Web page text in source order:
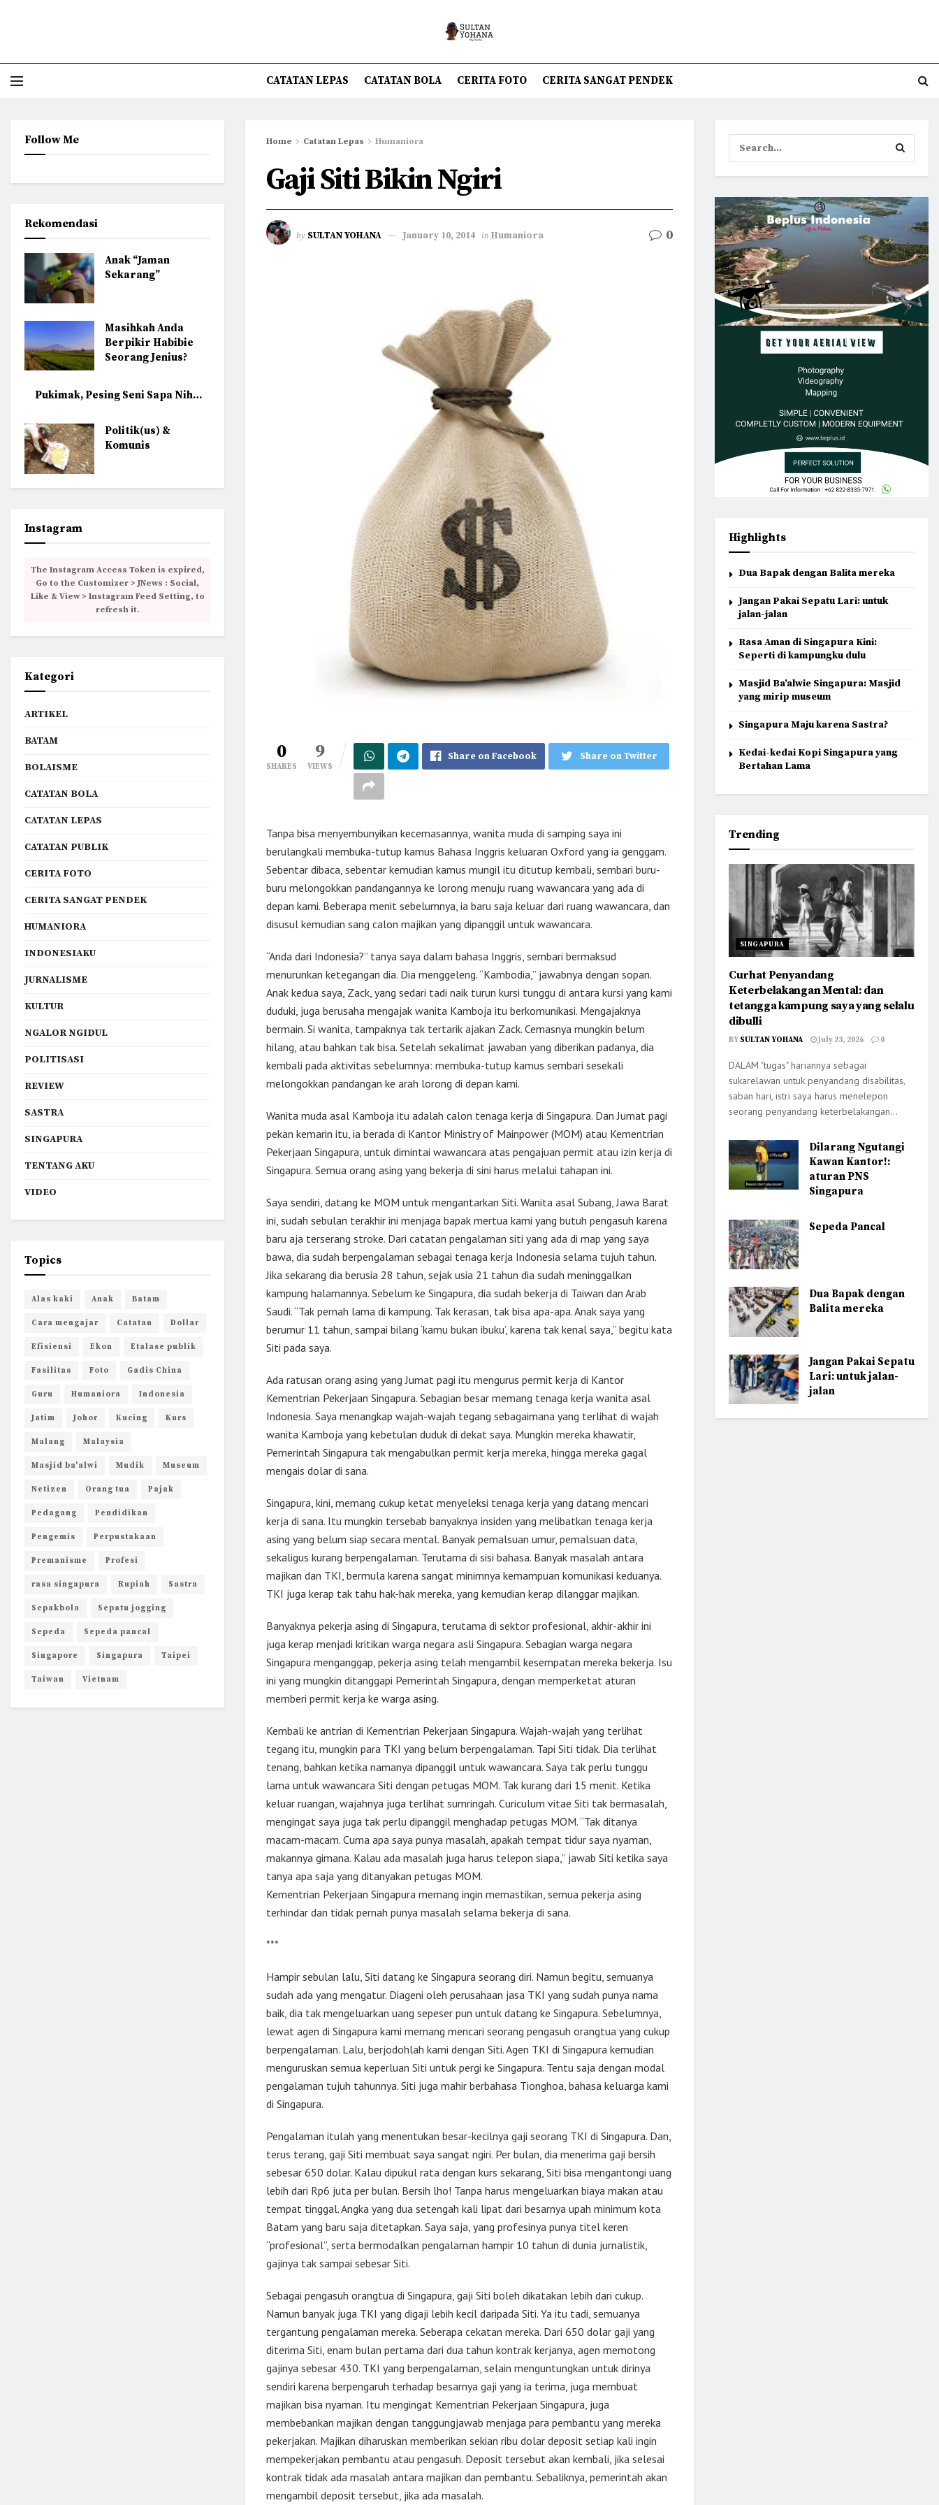
CATATAN LEPAS CATATAN BOLA CERITA FOTO CERITA SANGAT PENDEK
Home Catatan Lepas Humaniora
Gaji Siti Bikin Ngiri
by SULTAN YOHANA January 10, 2014 in Humaniora 0
0
SHARES
9
VIEWS
Share on Facebook Share on Twitter
Tanpa bisa menyembunyikan kecemasannya, wanita muda di samping saya ini
berulangkali membuka-tutup kamus Bahasa Inggris keluaran Oxford yang ia genggam.
Sebentar dibaca, sebentar kemudian kamus mungil itu ditutup kembali, sembari buru-
buru melongokkan pandangannya ke lorong menuju ruang wawancara yang ada di
depan kami. Beberapa menit sebelumnya, ia baru saja keluar dari ruang wawancara, dan
disusul kemudian sang calon majikan yang dipanggil untuk wawancara.
“Anda dari Indonesia?” tanya saya dalam bahasa Inggris, sembari bermaksud
menurunkan ketegangan dia. Dia menggeleng. “Kambodia,” jawabnya dengan sopan.
Anak kedua saya, Zack, yang sedari tadi naik turun kursi tunggu di antara kursi yang kami
duduki, juga berusaha mengajak wanita Kamboja itu berkomunikasi. Mengajaknya
bermain. Si wanita, tampaknya tak tertarik ajakan Zack. Cemasnya mungkin belum
hilang, atau bahkan tak bisa. Setelah sekalimat jawaban yang diberikan padanya, dia
kembali pada aktivitas sebelumnya: membuka-tutup kamus sembari sesekali
melongokkan pandangan ke arah lorong di depan kami.
Wanita muda asal Kamboja itu adalah calon tenaga kerja di Singapura. Dan Jumat pagi
pekan kemarin itu, ia berada di Kantor Ministry of Mainpower (MOM) atau Kementrian
Pekerjaan Singapura, untuk dimintai wawancara atas pengajuan permit atau izin kerja di
Singapura. Semua orang asing yang bekerja di sini harus melalui tahapan ini.
Saya sendiri, datang ke MOM untuk mengantarkan Siti. Wanita asal Subang, Jawa Barat
ini, sudah sebulan terakhir ini menjaga bapak mertua kami yang butuh pengasuh karena
baru aja terserang stroke. Dari catatan pengalaman siti yang ada di map yang saya
bawa, dia sudah berpengalaman sebagai tenaga kerja Indonesia selama tujuh tahun.
Jika sekarang dia berusia 28 tahun, sejak usia 21 tahun dia sudah meninggalkan
kampung halamannya. Sebelum ke Singapura, dia sudah bekerja di Taiwan dan Arab
Saudi. “Tak pernah lama di kampung. Tak kerasan, tak bisa apa-apa. Anak saya yang
berumur 11 tahun, sampai bilang ‘kamu bukan ibuku’, karena tak kenal saya,” begitu kata
Siti pada saya.
Ada ratusan orang asing yang Jumat pagi itu mengurus permit kerja di Kantor
Kementrian Pekerjaan Singapura. Sebagian besar memang tenaga kerja wanita asal
Indonesia. Saya menangkap wajah-wajah tegang sebagaimana yang terlihat di wajah
wanita Kamboja yang kebetulan duduk di dekat saya. Mungkin mereka khawatir,
Pemerintah Singapura tak mengabulkan permit kerja mereka, hingga mereka gagal
mengais dolar di sana.
Singapura, kini, memang cukup ketat menyeleksi tenaga kerja yang datang mencari
kerja di sana. Itu mungkin tersebab banyaknya insiden yang melibatkan tenaga kerja
asing yang belum siap secara mental. Banyak pemalsuan umur, pemalsuan data,
sekaligus kurang berpengalaman. Terutama di sisi bahasa. Banyak masalah antara
majikan dan TKI, bermula karena sangat minimnya kemampuan komunikasi keduanya.
TKI juga kerap tak tahu hak-hak mereka, yang kemudian kerap dilanggar majikan.
Banyaknya pekerja asing di Singapura, terutama di sektor profesional, akhir-akhir ini
juga kerap menjadi kritikan warga negara asli Singapura. Sebagian warga negara
Singapura menganggap, pekerja asing telah mengambil kesempatan mereka bekerja. Isu
ini yang mungkin ditanggapi Pemerintah Singapura, dengan memperketat aturan
memberi permit kerja ke warga asing.
Kembali ke antrian di Kementrian Pekerjaan Singapura. Wajah-wajah yang terlihat
tegang itu, mungkin para TKI yang belum berpengalaman. Tapi Siti tidak. Dia terlihat
tenang, bahkan ketika namanya dipanggil untuk wawancara. Saya tak perlu tunggu
lama untuk wawancara Siti dengan petugas MOM. Tak kurang dari 15 menit. Ketika
keluar ruangan, wajahnya juga terlihat sumringah. Curiculum vitae Siti tak bermasalah,
mengingat saya juga tak perlu dipanggil menghadap petugas MOM. “Tak ditanya
macam-macam. Cuma apa saya punya masalah, apakah tempat tidur saya nyaman,
makannya gimana. Kalau ada masalah juga harus telepon siapa,” jawab Siti ketika saya
tanya apa saja yang ditanyakan petugas MOM.
Kementrian Pekerjaan Singapura memang ingin memastikan, semua pekerja asing
terhindar dan tidak pernah punya masalah selama bekerja di sana.
***
Hampir sebulan lalu, Siti datang ke Singapura seorang diri. Namun begitu, semuanya
sudah ada yang mengatur. Diageni oleh perusahaan jasa TKI yang sudah punya nama
baik, dia tak mengeluarkan uang sepeser pun untuk datang ke Singapura. Sebelumnya,
lewat agen di Singapura kami memang mencari seorang pengasuh orangtua yang cukup
berpengalaman. Lalu, berjodohlah kami dengan Siti. Agen TKI di Singapura kemudian
menguruskan semua keperluan Siti untuk pergi ke Singapura. Tentu saja dengan modal
pengalaman tujuh tahunnya. Siti juga mahir berbahasa Tionghoa, bahasa keluarga kami
di Singapura.
Pengalaman itulah yang menentukan besar-kecilnya gaji seorang TKI di Singapura. Dan,
terus terang, gaji Siti membuat saya sangat ngiri. Per bulan, dia menerima gaji bersih
sebesar 650 dolar. Kalau dipukul rata dengan kurs sekarang, Siti bisa mengantongi uang
lebih dari Rp6 juta per bulan. Bersih lho! Tanpa harus mengeluarkan biaya makan atau
tempat tinggal. Angka yang dua setengah kali lipat dari besarnya upah minimum kota
Batam yang baru saja ditetapkan. Saya saja, yang profesinya punya titel keren
“profesional”, serta bermodalkan pengalaman hampir 10 tahun di dunia jurnalistik,
gajinya tak sampai sebesar Siti.
Sebagai pengasuh orangtua di Singapura, gaji Siti boleh dikatakan lebih dari cukup.
Namun banyak juga TKI yang digaji lebih kecil daripada Siti. Ya itu tadi, semuanya
tergantung pengalaman mereka. Seberapa cekatan mereka. Dari 650 dolar gaji yang
diterima Siti, enam bulan pertama dari dua tahun kontrak kerjanya, agen memotong
gajinya sebesar 430. TKI yang berpengalaman, selain menguntungkan untuk dirinya
sendiri karena berpengaruh terhadap besarnya gaji yang ia terima, juga membuat
majikan bisa nyaman. Itu mengingat Kementrian Pekerjaan Singapura, juga
membebankan majikan dengan tanggungjawab menjaga para pembantu yang mereka
pekerjakan. Majikan diharuskan memberikan sekian ribu dolar deposit setiap kali ingin
mempekerjakan pembantu atau pengasuh. Deposit tersebut akan kembali, jika selesai
kontrak tidak ada masalah antara majikan dan pembantu. Sebaliknya, pemerintah akan
mengambil deposit tersebut, jika ada masalah.
Follow Me
Rekomendasi
Anak “Jaman
Sekarang”
Masihkah Anda
Berpikir Habibie
Seorang Jenius?
Pukimak, Pesing Seni Sapa Nih…
Politik(us) &
Komunis
Instagram
The Instagram Access Token is expired,
Go to the Customizer > JNews : Social,
Like & View > Instagram Feed Setting, to
refresh it.
Kategori
ARTIKEL
BATAM
BOLAISME
CATATAN BOLA
CATATAN LEPAS
CATATAN PUBLIK
CERITA FOTO
CERITA SANGAT PENDEK
HUMANIORA
INDONESIAKU
JURNALISME
KULTUR
NGALOR NGIDUL
POLITISASI
REVIEW
SASTRA
SINGAPURA
TENTANG AKU
VIDEO
Topics
Alas kaki Anak Batam
Cara mengajar Catatan Dollar
Efisiensi Ekon Etalase publik
Fasilitas Foto Gadis China
Guru Humaniora Indonesia
Jatim Johor Kucing Kurs
Malang Malaysia
Masjid ba'alwi Mudik Museum
Netizen Orang tua Pajak
Pedagang Pendidikan
Pengemis Perpustakaan
Premanisme Profesi
rasa singapura Rupiah Sastra
Sepakbola Sepatu jogging
Sepeda Sepeda pancal
Singapore Singapura Taipei
Taiwan Vietnam
Highlights
Dua Bapak dengan Balita mereka
Jangan Pakai Sepatu Lari: untuk
jalan-jalan
Rasa Aman di Singapura Kini:
Seperti di kampungku dulu
Masjid Ba’alwie Singapura: Masjid
yang mirip museum
Singapura Maju karena Sastra?
Kedai-kedai Kopi Singapura yang
Bertahan Lama
Trending
SINGAPURA
Curhat Penyandang
Keterbelakangan Mental: dan
tetangga kampung saya yang selalu
dibulli
BY SULTAN YOHANA July 23, 2026 0
DALAM "tugas" hariannya sebagai
sukarelawan untuk penyandang disabilitas,
saban hari, istri saya harus menelepon
seorang penyandang keterbelakangan...
Dilarang Ngutangi
Kawan Kantor!:
aturan PNS
Singapura
Sepeda Pancal
Dua Bapak dengan
Balita mereka
Jangan Pakai Sepatu
Lari: untuk jalan-
jalan